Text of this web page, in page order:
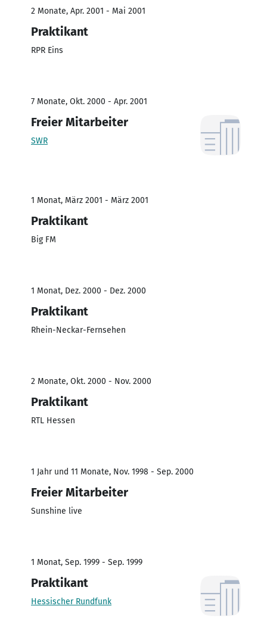
2 Monate, Apr. 2001 - Mai 2001
Praktikant
RPR Eins
7 Monate, Okt. 2000 - Apr. 2001
Freier Mitarbeiter
SWR
1 Monat, März 2001 - März 2001
Praktikant
Big FM
1 Monat, Dez. 2000 - Dez. 2000
Praktikant
Rhein-Neckar-Fernsehen
2 Monate, Okt. 2000 - Nov. 2000
Praktikant
RTL Hessen
1 Jahr und 11 Monate, Nov. 1998 - Sep. 2000
Freier Mitarbeiter
Sunshine live
1 Monat, Sep. 1999 - Sep. 1999
Praktikant
Hessischer Rundfunk